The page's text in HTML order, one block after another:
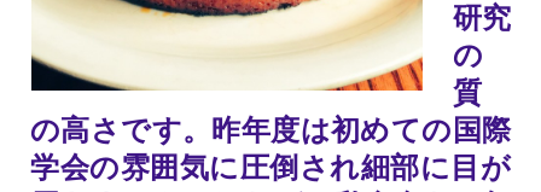
研究
の
質
の高さです。昨年度は初めての国際
学会の雰囲気に圧倒され細部に目が